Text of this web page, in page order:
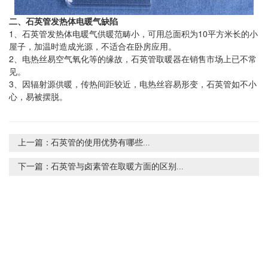
二、石英管发热体电暖气缺陷
1、石英管发热体电暖气供暖范畴小，可用总面积为10平方米长的小
屋子，加温时造成光源，不适合在卧房应用。
2、电热丝易空气氧化等的缘故，石英管取暖器在销售市场上已不常
见。
3、因辐射源供暖，传热间距较近，电热丝容易形变，石英管如不小
心，易被摆脱。
上一篇：石英管的使用优势有哪些...
下一篇：石英管与卤素管在取暖方面的区别...